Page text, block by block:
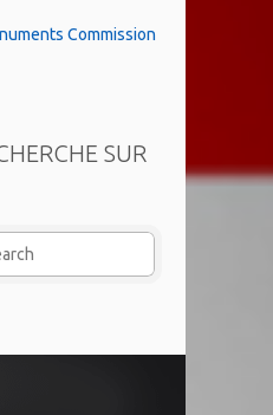
Commission
SUR